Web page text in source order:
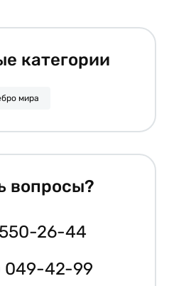
категории
мира
вопросы?
26-44
049-42-99